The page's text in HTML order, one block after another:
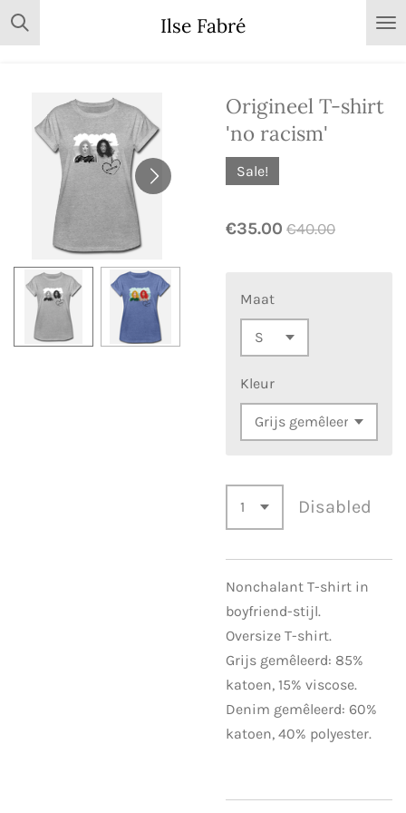
Skip
to
Ilse Fabré
Origineel T-shirt
'no racism'
Sale!
€35.00 €40.00
Maat
Kleur
Disabled
Nonchalant T-shirt in
boyfriend-stijl.
Oversize T-shirt.
Grijs gemêleerd: 85%
katoen, 15% viscose.
Denim gemêleerd: 60%
katoen, 40% polyester.